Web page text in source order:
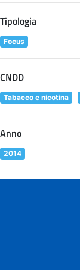
Tipologia
Focus
CNDD
Tabacco e nicotina
Anno
2014